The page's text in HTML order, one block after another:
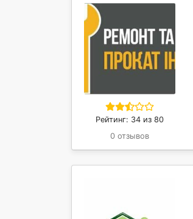
Рейтинг: 34 из 80
0 отзывов